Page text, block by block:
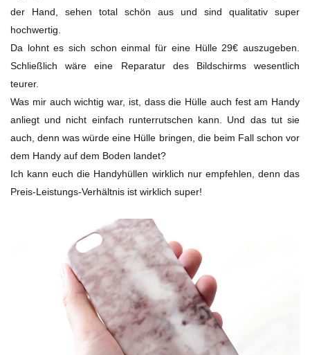
der Hand, sehen total schön aus und sind qualitativ super
hochwertig.
Da lohnt es sich schon einmal für eine Hülle 29€ auszugeben.
Schließlich wäre eine Reparatur des Bildschirms wesentlich
teurer.
Was mir auch wichtig war, ist, dass die Hülle auch fest am Handy
anliegt und nicht einfach runterrutschen kann. Und das tut sie
auch, denn was würde eine Hülle bringen, die beim Fall schon vor
dem Handy auf dem Boden landet?
Ich kann euch die Handyhüllen wirklich nur empfehlen, denn das
Preis-Leistungs-Verhältnis ist wirklich super!